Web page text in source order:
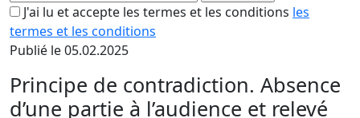
Publié le 05.02.2025
Principe de contradiction. Absence
d’une partie à l’audience et relevé
J'ai lu et accepte les termes et les conditions les
termes et les conditions